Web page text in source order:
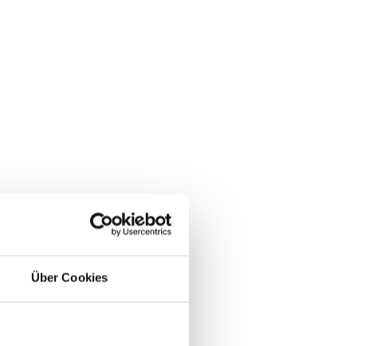
Über Cookies